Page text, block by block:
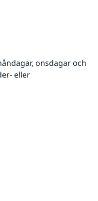
onsdagar och
eller